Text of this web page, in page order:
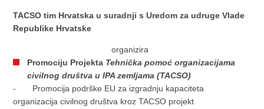
TACSO tim Hrvatska u suradnji s Uredom za udruge Vlade
Republike Hrvatske
organizira
Promociju Projekta Tehnička pomoć organizacijama
civilnog društva u IPA zemljama (TACSO)
- Promocija podrške EU za izgradnju kapaciteta
organizacija civilnog društva kroz TACSO projekt